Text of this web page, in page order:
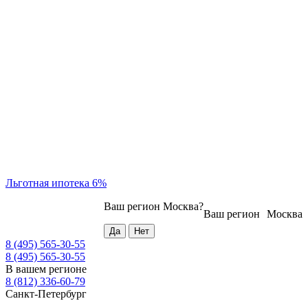
Льготная ипотека 6%
Москва
Ваш регион
Ваш регион Москва?
8 (495) 565-30-55
8 (495) 565-30-55
В вашем регионе
8 (812) 336-60-79
Санкт-Петербург